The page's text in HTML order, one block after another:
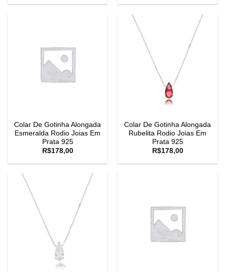
Colar De Gotinha Alongada
Esmeralda Rodio Joias Em
Prata 925
R$178,00
Colar De Gotinha Alongada
Rubelita Rodio Joias Em
Prata 925
R$178,00